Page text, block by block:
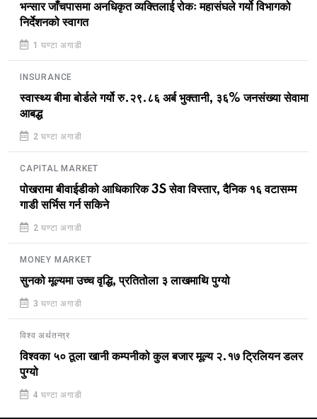
भन्सार जाँचपासमा अनधिकृत व्यक्तिलाई रोकः महासंघले गर्यो विभागको
निर्देशनको स्वागत
1 घण्टा अगाडी
INSURANCE
स्वास्थ्य बीमा बोर्डले गर्यो रु.२९.८६ अर्ब भुक्तानी, ३६% जनसंख्या सेवामा
आबद्ध
2 घण्टा अगाडी
CAPITAL MARKET
पोखरामा बीवाईडीको आधिकारिक 3S सेवा विस्तार, दैनिक १६ वटासम्म
गाडी सर्भिस गर्न सकिने
2 घण्टा अगाडी
MONEY MARKET
सुनको मूल्यमा उच्च वृद्धि, प्रतितोला ३ लाखमाथि पुग्यो
3 घण्टा अगाडी
विश्व अर्थतन्त्र
विश्वका ५० ठूला खानी कम्पनीको कुल बजार मूल्य २.१७ ट्रिलियन डलर
पुग्यो
4 घण्टा अगाडी